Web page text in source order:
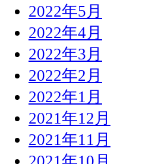
2022年5月
2022年4月
2022年3月
2022年2月
2022年1月
2021年12月
2021年11月